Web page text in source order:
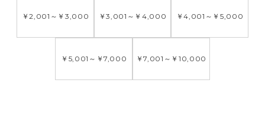
￥2,001 ～ ￥3,000 ￥3,001 ～ ￥4,000 ￥4,001 ～ ￥5,000
￥5,001 ～ ￥7,000 ￥7,001 ～ ￥10,000